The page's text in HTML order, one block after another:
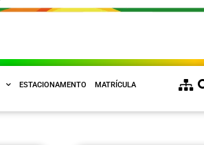
ESTACIONAMENTO MATRÍCULA